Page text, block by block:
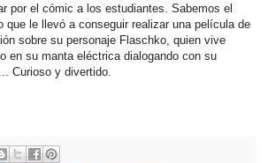
por el cómic a los estudiantes. Sabemos el
que le llevó a conseguir realizar una película de
sobre su personaje Flaschko, quien vive
en su manta eléctrica dialogando con su
Curioso y divertido.